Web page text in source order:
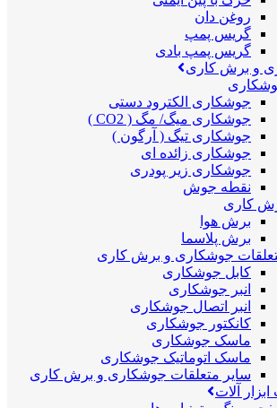
روغن دان
گریس پمپ
گریس پمپ بادی
و برش کاری
جوشکاری الکترود دستی
جوشکاری میگ/ مگ ( CO2 )
جوشکاری تیگ ( آرگون )
جوشکاری زائده ای
جوشکاری زیر پودری
نقطه جوش
کاری
برش هوا
برش پلاسما
جوشکاری و برش کاری
کابل جوشکاری
انبر جوشکاری
انبر اتصال جوشکاری
کانکتور جوشکاری
ماسک جوشکاری
ماسک اتوماتیک جوشکاری
سایر متعلقات جوشکاری و برش کاری
آلات